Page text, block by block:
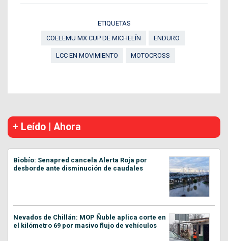
ETIQUETAS
COELEMU MX CUP DE MICHELÍN
ENDURO
LCC EN MOVIMIENTO MOTOCROSS
+ Leído | Ahora
Biobío: Senapred cancela Alerta Roja por
desborde ante disminución de caudales
Nevados de Chillán: MOP Ñuble aplica corte en
el kilómetro 69 por masivo flujo de vehículos